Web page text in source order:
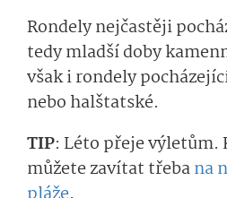
Rondely nejčastěji
tedy mladší doby
však i rondely
nebo halštatské.
TIP: Léto přeje výletům.
můžete zavítat třebana